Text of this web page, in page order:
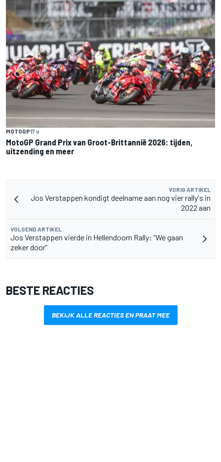
MOTOGP17 u
MotoGP Grand Prix van Groot-Brittannië 2026: tijden,
uitzending en meer
VORIG ARTIKEL
Jos Verstappen kondigt deelname aan nog vier rally's in
2022 aan
VOLGEND ARTIKEL
Jos Verstappen vierde in Hellendoorn Rally: “We gaan
zeker door”
BESTE REACTIES
BEKIJK ALLE REACTIES EN PRAAT MEE